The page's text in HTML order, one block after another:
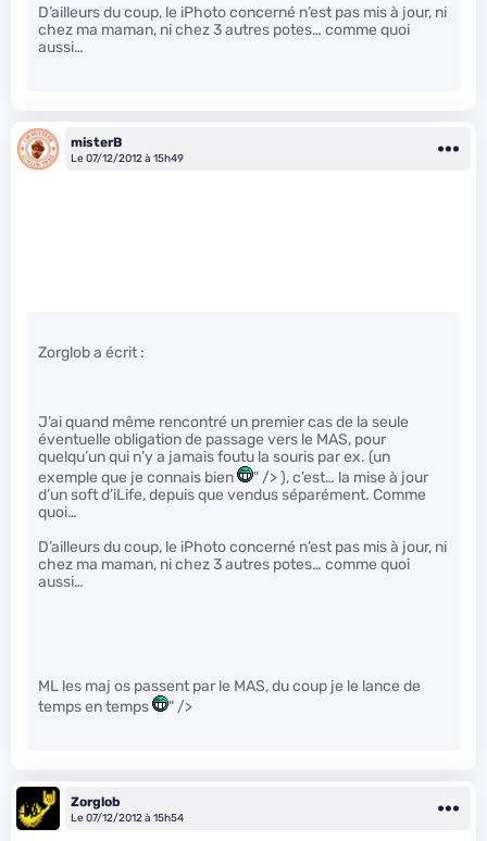
D’ailleurs du coup, le iPhoto concerné n’est pas mis à jour, ni
chez ma maman, ni chez 3 autres potes… comme quoi
aussi…
misterB
Le 07/12/2012 à 15h49
Zorglob a écrit :
J’ai quand même rencontré un premier cas de la seule
éventuelle obligation de passage vers le MAS, pour
quelqu’un qui n’y a jamais foutu la souris par ex. (un
exemple que je connais bien
" /> ), c’est… la mise à jour
d’un soft d’iLife, depuis que vendus séparément. Comme
quoi…
D’ailleurs du coup, le iPhoto concerné n’est pas mis à jour, ni
chez ma maman, ni chez 3 autres potes… comme quoi
aussi…
ML les maj os passent par le MAS, du coup je le lance de
temps en temps
" />
Zorglob
Le 07/12/2012 à 15h54